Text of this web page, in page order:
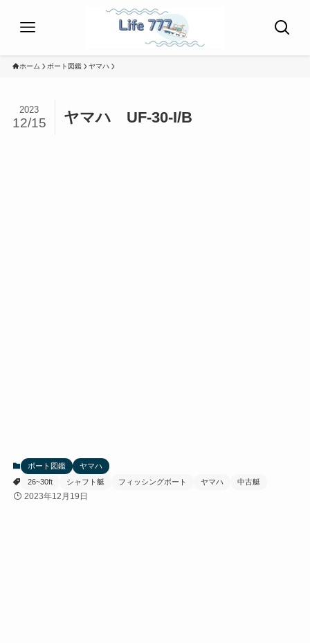
ホーム ボート図鑑 ヤマハ
ヤマハ UF-30-I/B
2023
12/15
ボート図鑑
ヤマハ
26~30ft
シャフト艇 フィッシングボート ヤマハ 中古艇
2023年12月19日